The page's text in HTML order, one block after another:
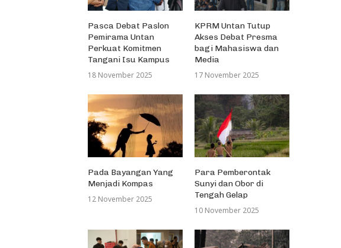
Pasca Debat Paslon
Pemirama Untan
Perkuat Komitmen
Tangani Isu Kampus
18 November 2025
KPRM Untan Tutup
Akses Debat Presma
bagi Mahasiswa dan
Media
17 November 2025
Pada Bayangan Yang
Menjadi Kompas
12 November 2025
Para Pemberontak
Sunyi dan Obor di
Tengah Gelap
10 November 2025